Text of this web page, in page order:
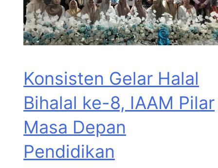
Konsisten Gelar Halal
Bihalal ke-8, IAAM Pilar
Masa Depan
Pendidikan